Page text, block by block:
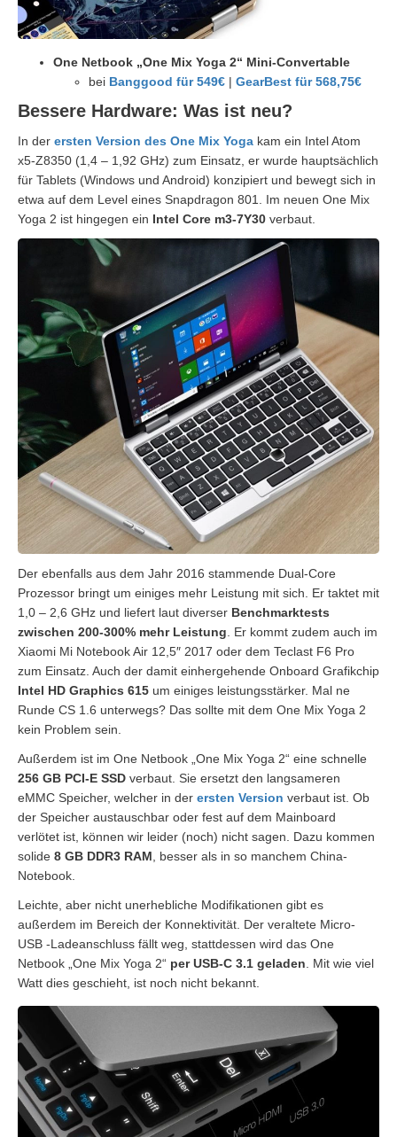
One Netbook „One Mix Yoga 2“ Mini-Convertable
bei Banggood für 549€ | GearBest für 568,75€
Bessere Hardware: Was ist neu?
In der ersten Version des One Mix Yoga kam ein Intel Atom
x5-Z8350 (1,4 – 1,92 GHz) zum Einsatz, er wurde hauptsächlich
für Tablets (Windows und Android) konzipiert und bewegt sich in
etwa auf dem Level eines Snapdragon 801. Im neuen One Mix
Yoga 2 ist hingegen ein Intel Core m3-7Y30 verbaut.
Der ebenfalls aus dem Jahr 2016 stammende Dual-Core
Prozessor bringt um einiges mehr Leistung mit sich. Er taktet mit
1,0 – 2,6 GHz und liefert laut diverser Benchmarktests
zwischen 200-300% mehr Leistung . Er kommt zudem auch im
Xiaomi Mi Notebook Air 12,5″ 2017 oder dem Teclast F6 Pro
zum Einsatz. Auch der damit einhergehende Onboard Grafikchip
Intel HD Graphics 615 um einiges leistungsstärker. Mal ne
Runde CS 1.6 unterwegs? Das sollte mit dem One Mix Yoga 2
kein Problem sein.
Außerdem ist im One Netbook „One Mix Yoga 2“ eine schnelle
256 GB PCI-E SSD verbaut. Sie ersetzt den langsameren
eMMC Speicher, welcher in der ersten Version verbaut ist. Ob
der Speicher austauschbar oder fest auf dem Mainboard
verlötet ist, können wir leider (noch) nicht sagen. Dazu kommen
solide 8 GB DDR3 RAM , besser als in so manchem China-
Notebook.
Leichte, aber nicht unerhebliche Modifikationen gibt es
außerdem im Bereich der Konnektivität. Der veraltete Micro-
USB -Ladeanschluss fällt weg, stattdessen wird das One
Netbook „One Mix Yoga 2“ per USB-C 3.1 geladen . Mit wie viel
Watt dies geschieht, ist noch nicht bekannt.